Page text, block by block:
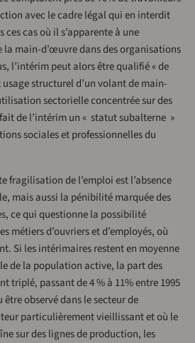
avec le cadre légal qui en interdit
ces cas où il s’apparente à une
main-d’œuvre dans des organisations
l’intérim peut alors être qualifié « de
usage structurel d’un volant de main-
sectorielle concentrée sur des
de l’intérim un « statut subalterne »
sociales et professionnelles du
fragilisation de l’emploi est l’absence
mais aussi la pénibilité marquée des
ce qui questionne la possibilité
métiers d’ouvriers et d’employés, où
Si les intérimaires restent en moyenne
de la population active, la part des
triplé, passant de 4 % à 11% entre 1995
être observé dans le secteur de
particulièrement vieillissant et où le
sur des lignes de production, les